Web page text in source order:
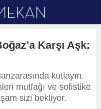
Karşı Aşk:
kutlayın.
mutfağı ve sofistike
sizi bekliyor.